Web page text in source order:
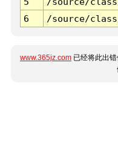
6
/source/
www.365jz.com 已经将此出